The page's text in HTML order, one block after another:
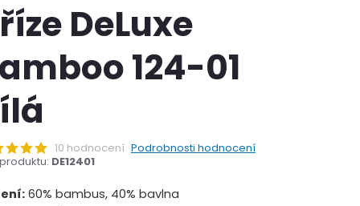
DeLuxe
124-01
10 hodnocení Podrobnosti hodnocení
DE12401
60% bambus, 40% bavlna